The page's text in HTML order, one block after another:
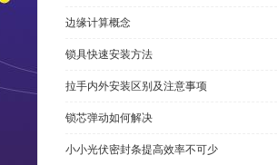
边缘计算概念
锁具快速安装方法
拉手内外安装区别及注意事项
锁芯弹动如何解决
小小光伏密封条提高效率不可少